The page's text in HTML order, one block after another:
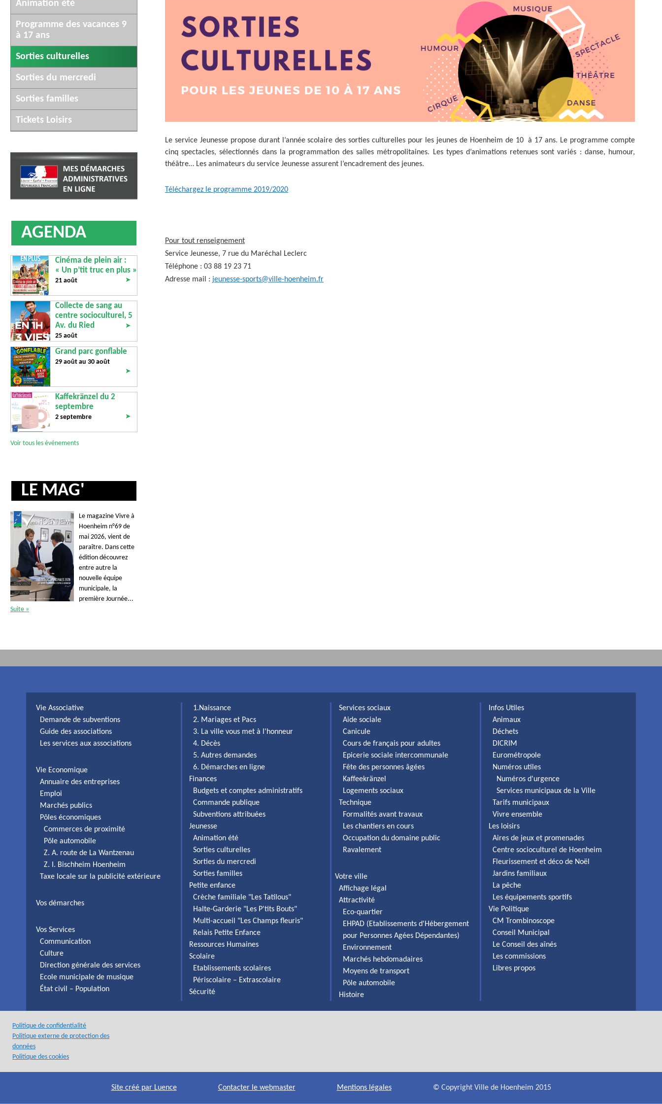
(ETABLISSEMENTS
D’HÉBERGEMENT
POUR PERSONNES
DÉPENDANTES)
EXTÉRIEURE
MARCHÉS PUBLICS
MARCHÉS
HEBDOMADAIRES
MOYENS DE TRANSPORT
PÔLE AUTOMOBILE
JARDINS FAMILIAUX
LA PÊCHE
SPORTIFS
CENTRE SOCIOCULTUREL
DÉCHETS
TARIFS MUNICIPAUX
VIVRE ENSEMBLE
DICRIM
ZONE D’ACTIVITÉS ET
COMMERCIALES ROUTE
DE LA WANTZENAU
Z. I. BISCHHEIM
HOENHEIM
Animation été
Programme des vacances 9
à 17 ans
Sorties culturelles
Sorties du mercredi
Sorties familles
Tickets Loisirs
AGENDA
Cinéma de plein air :
« Un p’tit truc en plus »
21 août ➤
Collecte de sang au
centre socioculturel, 5
Av. du Ried
25 août
➤
Grand parc gonflable
29 août au 30 août
➤
Kaffekränzel du 2
septembre
2 septembre ➤
Voir tous les événements
LE MAG'
Le magazine Vivre à
Hoenheim n°69 de
mai 2026, vient de
paraître. Dans cette
édition découvrez
entre autre la
nouvelle équipe
municipale, la
première Journée...
Suite »
Le service Jeunesse propose durant l’année scolaire des sorties culturelles pour les jeunes de Hoenheim de 10 à 17 ans. Le programme compte
cinq spectacles, sélectionnés dans la programmation des salles métropolitaines. Les types d’animations retenues sont variés : danse, humour,
théâtre… Les animateurs du service Jeunesse assurent l’encadrement des jeunes.
Téléchargez le programme 2019/2020
Pour tout renseignement
Service Jeunesse, 7 rue du Maréchal Leclerc
Téléphone : 03 88 19 23 71
Adresse mail : jeunesse-sports@ville-hoenheim.fr
Vie Associative
Demande de subventions
Guide des associations
Les services aux associations
Vie Economique
Annuaire des entreprises
Emploi
Marchés publics
Pôles économiques
Commerces de proximité
Pôle automobile
Z. A. route de La Wantzenau
Z. I. Bischheim Hoenheim
Taxe locale sur la publicité extérieure
Vos démarches
Vos Services
Communication
Culture
Direction générale des services
Ecole municipale de musique
État civil – Population
1.Naissance
2. Mariages et Pacs
3. La ville vous met à l'honneur
4. Décès
5. Autres demandes
6. Démarches en ligne
Finances
Budgets et comptes administratifs
Commande publique
Subventions attribuées
Jeunesse
Animation été
Sorties culturelles
Sorties du mercredi
Sorties familles
Petite enfance
Crèche familiale "Les Tatilous"
Halte-Garderie "Les P'tits Bouts"
Multi-accueil "Les Champs fleuris"
Relais Petite Enfance
Ressources Humaines
Scolaire
Etablissements scolaires
Périscolaire – Extrascolaire
Sécurité
Services sociaux
Aide sociale
Canicule
Cours de français pour adultes
Epicerie sociale intercommunale
Fête des personnes âgées
Kaffeekränzel
Logements sociaux
Technique
Formalités avant travaux
Les chantiers en cours
Occupation du domaine public
Ravalement
Votre ville
Affichage légal
Attractivité
Eco-quartier
EHPAD (Etablissements d'Hébergement
pour Personnes Agées Dépendantes)
Environnement
Marchés hebdomadaires
Moyens de transport
Pôle automobile
Histoire
Infos Utiles
Animaux
Déchets
DICRIM
Eurométropole
Numéros utiles
Numéros d'urgence
Services municipaux de la Ville
Tarifs municipaux
Vivre ensemble
Les loisirs
Aires de jeux et promenades
Centre socioculturel de Hoenheim
Fleurissement et déco de Noël
Jardins familiaux
La pêche
Les équipements sportifs
Vie Politique
CM Trombinoscope
Conseil Municipal
Le Conseil des aînés
Les commissions
Libres propos
Politique de confidentialité
Politique externe de protection des
données
Politique des cookies
Site créé par Luence Contacter le webmaster Mentions légales © Copyright Ville de Hoenheim 2015